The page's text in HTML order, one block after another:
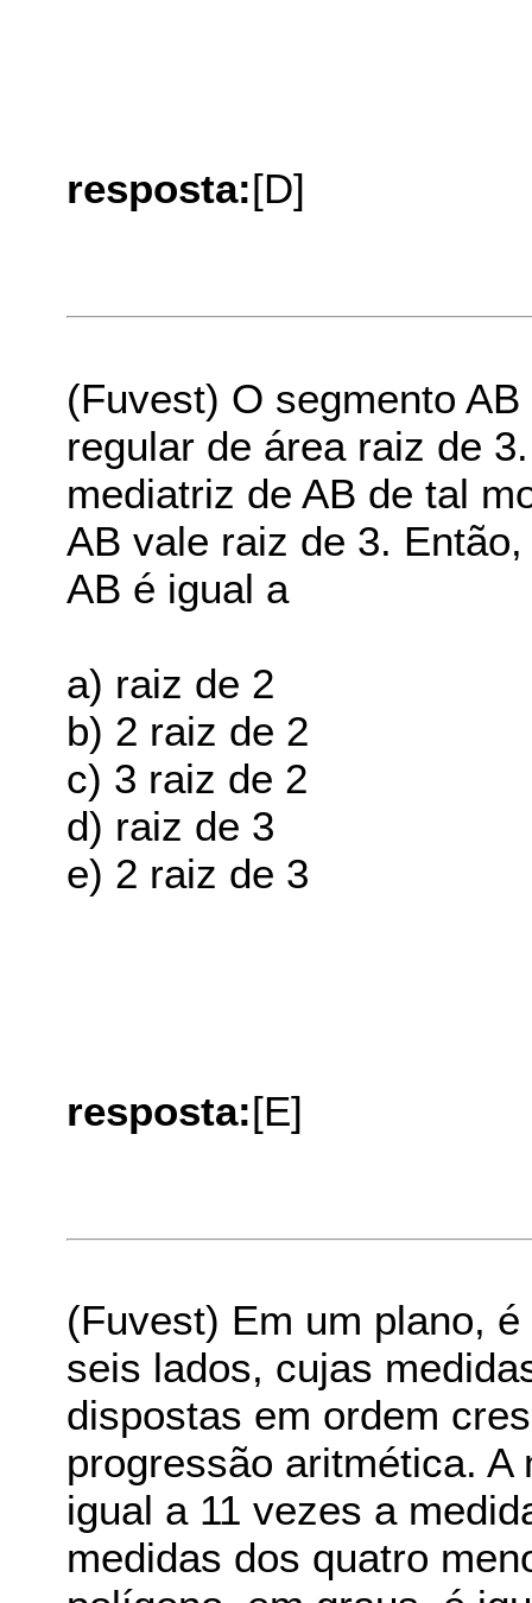
resposta:[D]
(Fuvest) O segmento
regular de área raiz de
mediatriz de AB de tal
AB vale raiz de 3.
AB é igual a
a) raiz de 2
b) 2 raiz de 2
c) 3 raiz de 2
d) raiz de 3
e) 2 raiz de 3
resposta:[E]
(Fuvest) Em um plano,
seis lados, cujas
dispostas em ordem
progressão aritmética.
igual a 11 vezes a
medidas dos quatro